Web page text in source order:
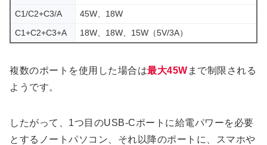
C1/C2+C3/A
45W、18W
C1+C2+C3+A
18W、18W、15W（5V/3A）
複数のポートを使用した場合は最大45W まで制限される
ようです。
したがって、1つ目のUSB-Cポートに給電パワーを必要
とするノートパソコン、それ以降のポートに、スマホや